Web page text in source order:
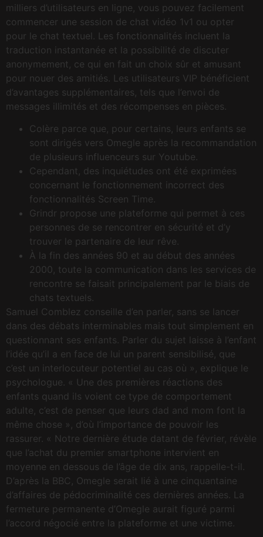
milliers d’utilisateurs en ligne, vous pouvez facilement
commencer une session de chat vidéo 1v1 ou opter
pour le chat textuel. Les fonctionnalités incluent la
traduction instantanée et la possibilité de discuter
anonymement, ce qui en fait un choix sûr et amusant
pour nouer des amitiés. Les utilisateurs VIP bénéficient
d’avantages supplémentaires, tels que l’envoi de
messages illimités et des récompenses en pièces.
Colère parce que, pour certains, leurs enfants se
sont dirigés vers Omegle après la recommandation
de plusieurs influenceurs sur Youtube.
Cependant, des inquiétudes ont été exprimées
concernant le fonctionnement incorrect des
fonctionnalités Screen Time.
Grindr propose une plateforme qui permet à ces
personnes de se rencontrer en sécurité et d’y
trouver le partenaire de leur rêve.
À la fin des années 90 et au début des années
2000, toute la communication dans les services de
rencontre se faisait principalement par le biais de
chats textuels.
Samuel Comblez conseille d’en parler, sans se lancer
dans des débats interminables mais tout simplement en
questionnant ses enfants. Parler du sujet laisse à l’enfant
l’idée qu’il a en face de lui un parent sensibilisé, que
c’est un interlocuteur potentiel au cas où », explique le
psychologue. « Une des premières réactions des
enfants quand ils voient ce type de comportement
adulte, c’est de penser que leurs dad and mom font la
même chose », d’où l’importance de pouvoir les
rassurer. « Notre dernière étude datant de février, révèle
que l’achat du premier smartphone intervient en
moyenne en dessous de l’âge de dix ans, rappelle-t-il.
D’après la BBC, Omegle serait lié à une cinquantaine
d’affaires de pédocriminalité ces dernières années. La
fermeture permanente d’Omegle aurait figuré parmi
l’accord négocié entre la plateforme et une victime.